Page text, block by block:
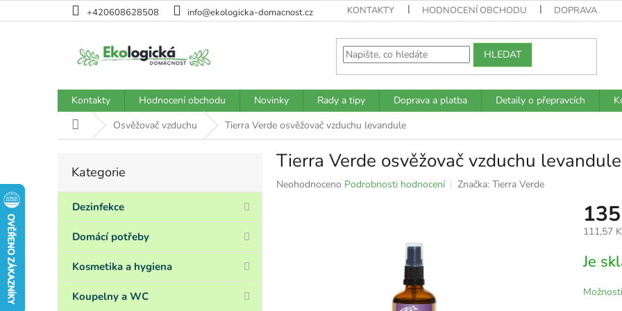
na
+420608628508 info@ekologicka-domacnost.cz KONTAKTY HODNOCENÍ OBCHODU DOPRAVA A
HLEDAT
Kontakty Hodnocení obchodu Novinky Rady a tipy Doprava a platba Detaily o přepravcích
Domů Osvěžovač vzduchu Tierra Verde osvěžovač vzduchu levandule
s
r
n
í
Přeskočit
Kategorie
Dezinfekce
Domácí potřeby
Kosmetika a hygiena
Koupelny a WC
Tierra Verde osvěžovač vzduchu levandule
Průměrné
Neohodnoceno Podrobnosti hodnocení Značka: Tierra Verde
111,57
cena:
Je